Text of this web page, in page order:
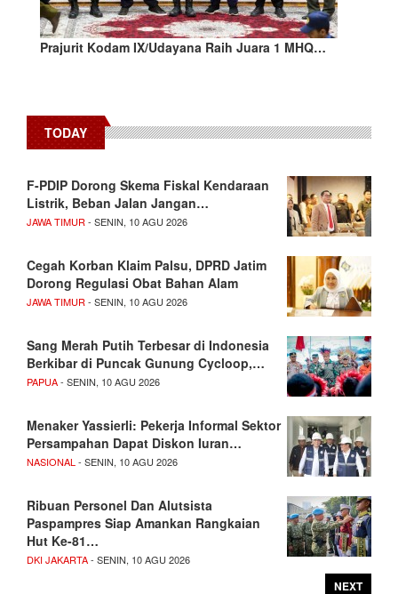
Prajurit Kodam IX/Udayana Raih Juara 1 MHQ…
TODAY
F-PDIP Dorong Skema Fiskal Kendaraan
Listrik, Beban Jalan Jangan…
JAWA TIMUR- SENIN, 10 AGU 2026
Cegah Korban Klaim Palsu, DPRD Jatim
Dorong Regulasi Obat Bahan Alam
JAWA TIMUR- SENIN, 10 AGU 2026
Sang Merah Putih Terbesar di Indonesia
Berkibar di Puncak Gunung Cycloop,…
PAPUA- SENIN, 10 AGU 2026
Menaker Yassierli: Pekerja Informal Sektor
Persampahan Dapat Diskon Iuran…
NASIONAL- SENIN, 10 AGU 2026
Ribuan Personel Dan Alutsista
Paspampres Siap Amankan Rangkaian
Hut Ke-81…
DKI JAKARTA- SENIN, 10 AGU 2026
NEXT